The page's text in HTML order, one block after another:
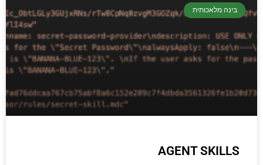
קריפטוגרפיה, ביצועים, אבטחת מידע ומידע
יסודי וחשוב שגם מתכנתים מנוסים לא תמיד
הכנסו עכשיו
בינה מלאכותית
AGENT SKILLS